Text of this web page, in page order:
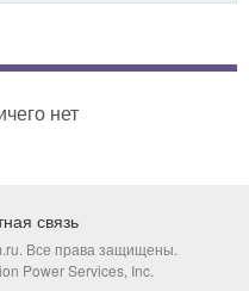
нет
связь
Все права защищены.
Power Services, Inc.